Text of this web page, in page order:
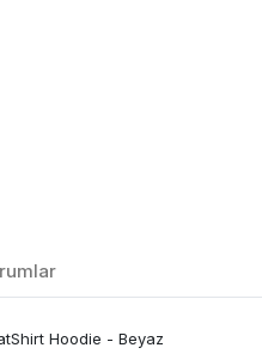
Hoodie - Beyaz